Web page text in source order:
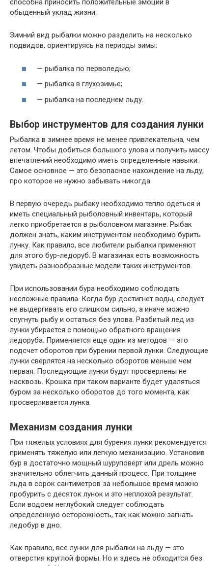
способна приносить положительные эмоции в
обыденный уклад жизни.
Зимний вид рыбалки можно разделить на несколько
подвидов, ориентируясь на периоды зимы:
— рыбалка по перволедью;
— рыбалка в глухозимье;
— рыбалка на последнем льду.
Выбор инструментов для создания лунки
Рыбалка в зимнее время не менее привлекательна, чем
летом. Чтобы добиться большого улова и получить массу
впечатлений необходимо иметь определенные навыки.
Самое основное — это безопасное нахождение на льду,
про которое не нужно забывать никогда.
В первую очередь рыбаку необходимо тепло одеться и
иметь специальный рыболовный инвентарь, который
легко приобретается в рыболовном магазине. Рыбак
должен знать, каким инструментом необходимо бурить
лунку. Как правило, все любители рыбалки применяют
для этого бур-ледоруб. В магазинах есть возможность
увидеть разнообразные модели таких инструментов.
При использовании бура необходимо соблюдать
несложные правила. Когда бур достигнет воды, следует
не выдергивать его слишком сильно, а иначе можно
спугнуть рыбу и остаться без улова. Разбитый лед из
лунки убирается с помощью обратного вращения
ледоруба. Применяется еще один из методов — это
подсчет оборотов при бурении первой лунки. Следующие
лунки сверлятся на несколько оборотов меньше чем
первая. Последующие лунки будут просверлены не
насквозь. Крошка при таком варианте будет удаляться
буром за несколько оборотов до того момента, как
просверливается лунка.
Механизм создания лунки
При тяжелых условиях для бурения лунки рекомендуется
применять тяжелую или легкую механизацию. Установив
бур в достаточно мощный шуруповерт или дрель можно
значительно облегчить данный процесс. При толщине
льда в сорок сантиметров за небольшое время можно
пробурить с десяток лунок и это неплохой результат.
Если водоем неглубокий следует соблюдать
определенную осторожность, так как можно загнать
ледобур в дно.
Как правило, все лунки для рыбалки на льду — это
отверстия круглой формы. Но и здесь не обходится без